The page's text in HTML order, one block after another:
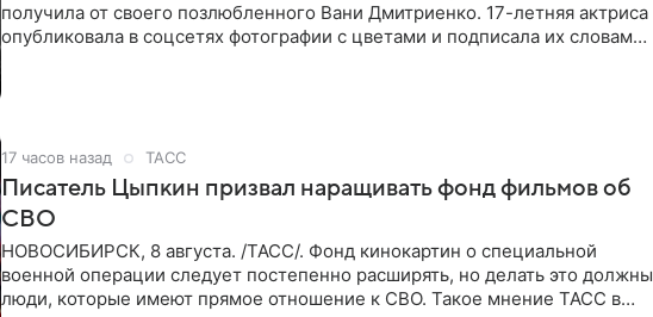
получилa от своего позлюбленного Вани Дмитриенко. 17-летняя актриса
опубликовала в соцсетях фотографии с цветами и подписала их словами:
17 часов назад ТАСС
Писатель Цыпкин призвал наращивать фонд фильмов об
СВО
НОВОСИБИРСК, 8 августа. /ТАСС/. Фонд кинокартин о специальной
военной операции следует постепенно расширять, но делать это должны
люди, которые имеют прямое отношение к СВО. Такое мнение ТАСС в